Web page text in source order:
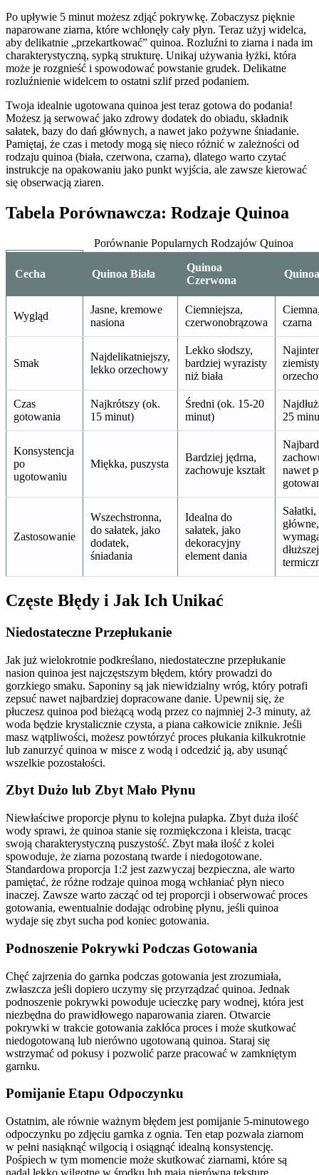
Po upływie 5 minut możesz zdjąć pokrywkę. Zobaczysz pięknie
naparowane ziarna, które wchłonęły cały płyn. Teraz użyj widelca,
aby delikatnie „przekartkować” quinoa. Rozluźni to ziarna i nada im
charakterystyczną, sypką strukturę. Unikaj używania łyżki, która
może je rozgnieść i spowodować powstanie grudek. Delikatne
rozluźnienie widelcem to ostatni szlif przed podaniem.
Twoja idealnie ugotowana quinoa jest teraz gotowa do podania!
Możesz ją serwować jako zdrowy dodatek do obiadu, składnik
sałatek, bazy do dań głównych, a nawet jako pożywne śniadanie.
Pamiętaj, że czas i metody mogą się nieco różnić w zależności od
rodzaju quinoa (biała, czerwona, czarna), dlatego warto czytać
instrukcje na opakowaniu jako punkt wyjścia, ale zawsze kierować
się obserwacją ziaren.
Tabela Porównawcza: Rodzaje Quinoa
Porównanie Popularnych Rodzajów Quinoa
Cecha Quinoa Biała
Quinoa
Czerwona
Wygląd
Jasne, kremowe
nasiona
Ciemniejsza,
czerwonobrązowa
czarna
Smak
Najdelikatniejszy,
lekko orzechowy
Lekko słodszy,
bardziej wyrazisty
niż biała
Czas
gotowania
Najkrótszy (ok.
15 minut)
Średni (ok. 15-20
minut)
25
Konsystencja
po
ugotowaniu
Miękka, puszysta
Bardziej jędrna,
zachowuje kształt
nawet
Zastosowanie
Wszechstronna,
do sałatek, jako
dodatek,
śniadania
Idealna do
sałatek, jako
dekoracyjny
element dania
główne,
Częste Błędy i Jak Ich Unikać
Niedostateczne Przepłukanie
Jak już wielokrotnie podkreślano, niedostateczne przepłukanie
nasion quinoa jest najczęstszym błędem, który prowadzi do
gorzkiego smaku. Saponiny są jak niewidzialny wróg, który potrafi
zepsuć nawet najbardziej dopracowane danie. Upewnij się, że
płuczesz quinoa pod bieżącą wodą przez co najmniej 2-3 minuty, aż
woda będzie krystalicznie czysta, a piana całkowicie zniknie. Jeśli
masz wątpliwości, możesz powtórzyć proces płukania kilkukrotnie
lub zanurzyć quinoa w misce z wodą i odcedzić ją, aby usunąć
wszelkie pozostałości.
Zbyt Dużo lub Zbyt Mało Płynu
Niewłaściwe proporcje płynu to kolejna pułapka. Zbyt duża ilość
wody sprawi, że quinoa stanie się rozmiękczona i kleista, tracąc
swoją charakterystyczną puszystość. Zbyt mała ilość z kolei
spowoduje, że ziarna pozostaną twarde i niedogotowane.
Standardowa proporcja 1:2 jest zazwyczaj bezpieczna, ale warto
pamiętać, że różne rodzaje quinoa mogą wchłaniać płyn nieco
inaczej. Zawsze warto zacząć od tej proporcji i obserwować proces
gotowania, ewentualnie dodając odrobinę płynu, jeśli quinoa
wydaje się zbyt sucha pod koniec gotowania.
Podnoszenie Pokrywki Podczas Gotowania
Chęć zajrzenia do garnka podczas gotowania jest zrozumiała,
zwłaszcza jeśli dopiero uczymy się przyrządzać quinoa. Jednak
podnoszenie pokrywki powoduje ucieczkę pary wodnej, która jest
niezbędna do prawidłowego naparowania ziaren. Otwarcie
pokrywki w trakcie gotowania zakłóca proces i może skutkować
niedogotowaną lub nierówno ugotowaną quinoa. Staraj się
wstrzymać od pokusy i pozwolić parze pracować w zamkniętym
garnku.
Pomijanie Etapu Odpoczynku
Ostatnim, ale równie ważnym błędem jest pomijanie 5-minutowego
odpoczynku po zdjęciu garnka z ognia. Ten etap pozwala ziarnom
w pełni nasiąknąć wilgocią i osiągnąć idealną konsystencję.
Pośpiech w tym momencie może skutkować ziarnami, które są
nadal lekko wilgotne w środku lub mają nierówną teksturę.